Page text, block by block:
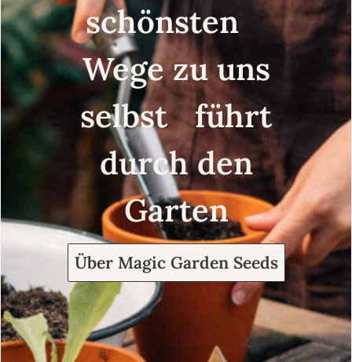
schönsten
Wege zu uns
selbst führt
durch den
Garten
Über Magic Garden Seeds